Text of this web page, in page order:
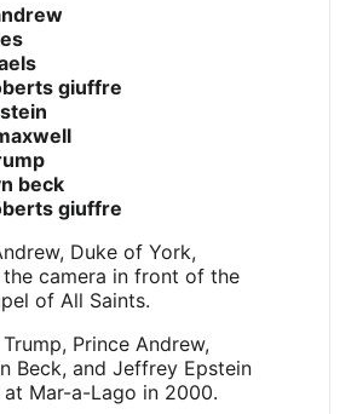
giuffre
beck
giuffre